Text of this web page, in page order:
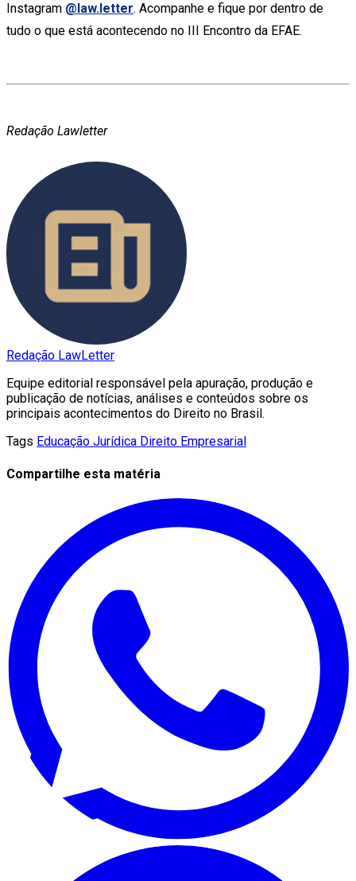
Instagram @law.letter. Acompanhe e fique por dentro de
tudo o que está acontecendo no III Encontro da EFAE.
Redação Lawletter
Redação LawLetter
Equipe editorial responsável pela apuração, produção e
publicação de notícias, análises e conteúdos sobre os
principais acontecimentos do Direito no Brasil.
Tags Educação Jurídica Direito Empresarial
Compartilhe esta matéria